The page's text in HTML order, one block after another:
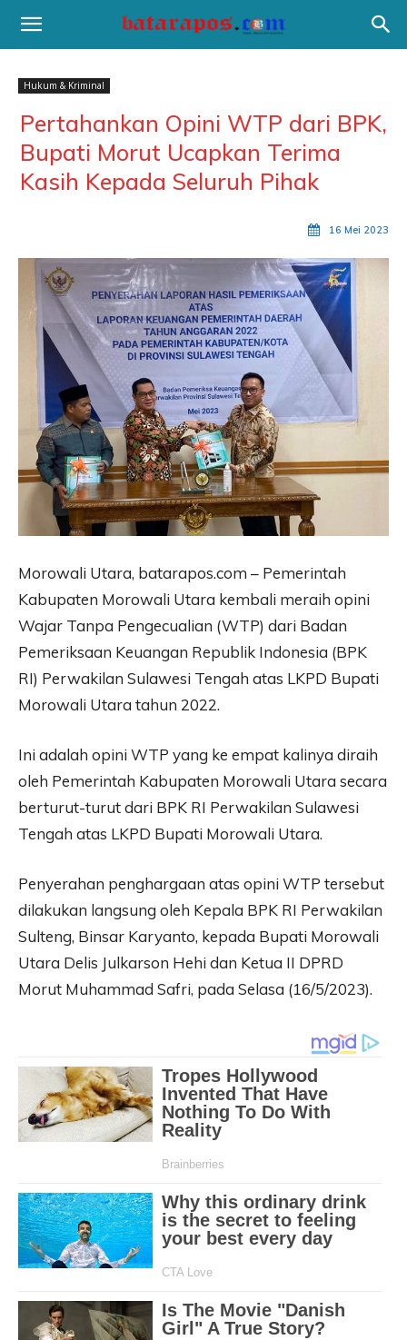
Hukum & Kriminal
Pertahankan Opini WTP dari BPK,
Bupati Morut Ucapkan Terima
Kasih Kepada Seluruh Pihak
16 Mei 2023
Morowali Utara, batarapos.com – Pemerintah
Kabupaten Morowali Utara kembali meraih opini
Wajar Tanpa Pengecualian (WTP) dari Badan
Pemeriksaan Keuangan Republik Indonesia (BPK
RI) Perwakilan Sulawesi Tengah atas LKPD Bupati
Morowali Utara tahun 2022.
Ini adalah opini WTP yang ke empat kalinya diraih
oleh Pemerintah Kabupaten Morowali Utara secara
berturut-turut dari BPK RI Perwakilan Sulawesi
Tengah atas LKPD Bupati Morowali Utara.
Penyerahan penghargaan atas opini WTP tersebut
dilakukan langsung oleh Kepala BPK RI Perwakilan
Sulteng, Binsar Karyanto, kepada Bupati Morowali
Utara Delis Julkarson Hehi dan Ketua II DPRD
Morut Muhammad Safri, pada Selasa (16/5/2023).